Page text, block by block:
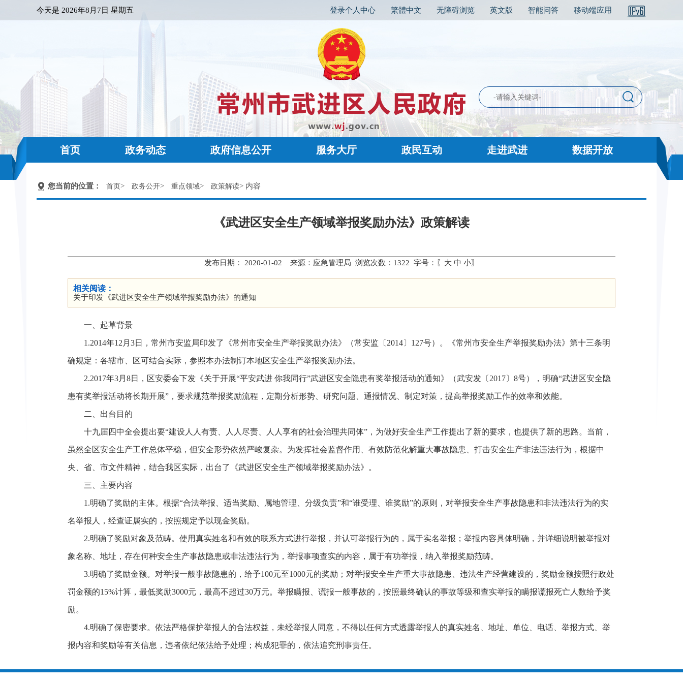
今天是 2026年8月7日 星期五 登录个人中心 繁體中文 无障碍浏览 英文版 智能问答 移动端应用
首页 政务动态 政府信息公开 服务大厅 政民互动 走进武进 数据开放
您当前的位置： 首页> 政务公开> 重点领域> 政策解读> 内容
《武进区安全生产领域举报奖励办法》政策解读
发布日期： 2020-01-02 来源：应急管理局 浏览次数： 1322 字号：〖 大 中 小〗
相关阅读：
关于印发《武进区安全生产领域举报奖励办法》的通知
一、起草背景
1.2014年12月3日，常州市安监局印发了《常州市安全生产举报奖励办法》（常安监〔2014〕127号）。《常州市安全生产举报奖励办法》第十三条明
确规定：各辖市、区可结合实际，参照本办法制订本地区安全生产举报奖励办法。
2.2017年3月8日，区安委会下发《关于开展“平安武进 你我同行”武进区安全隐患有奖举报活动的通知》（武安发〔2017〕8号），明确“武进区安全隐
患有奖举报活动将长期开展”，要求规范举报奖励流程，定期分析形势、研究问题、通报情况、制定对策，提高举报奖励工作的效率和效能。
二、出台目的
十九届四中全会提出要“建设人人有责、人人尽责、人人享有的社会治理共同体”，为做好安全生产工作提出了新的要求，也提供了新的思路。当前，
虽然全区安全生产工作总体平稳，但安全形势依然严峻复杂。为发挥社会监督作用、有效防范化解重大事故隐患、打击安全生产非法违法行为，根据中
央、省、市文件精神，结合我区实际，出台了《武进区安全生产领域举报奖励办法》。
三、主要内容
1.明确了奖励的主体。根据“合法举报、适当奖励、属地管理、分级负责”和“谁受理、谁奖励”的原则，对举报安全生产事故隐患和非法违法行为的实
名举报人，经查证属实的，按照规定予以现金奖励。
2.明确了奖励对象及范畴。使用真实姓名和有效的联系方式进行举报，并认可举报行为的，属于实名举报；举报内容具体明确，并详细说明被举报对
象名称、地址，存在何种安全生产事故隐患或非法违法行为，举报事项查实的内容，属于有功举报，纳入举报奖励范畴。
3.明确了奖励金额。对举报一般事故隐患的，给予100元至1000元的奖励；对举报安全生产重大事故隐患、违法生产经营建设的，奖励金额按照行政处
罚金额的15%计算，最低奖励3000元，最高不超过30万元。举报瞒报、谎报一般事故的，按照最终确认的事故等级和查实举报的瞒报谎报死亡人数给予奖
励。
4.明确了保密要求。依法严格保护举报人的合法权益，未经举报人同意，不得以任何方式透露举报人的真实姓名、地址、单位、电话、举报方式、举
报内容和奖励等有关信息，违者依纪依法给予处理；构成犯罪的，依法追究刑事责任。